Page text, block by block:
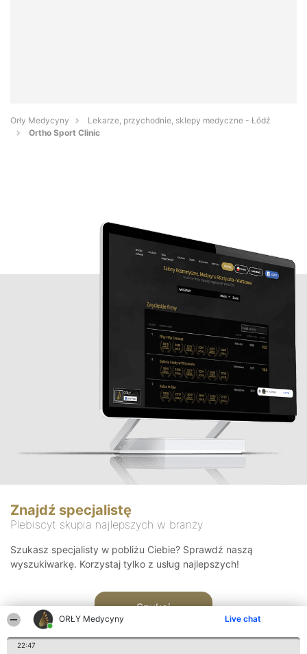
ORŁY Medycyny Live chat
22:47
Orły Medycyny
Lekarze, przychodnie, sklepy medyczne - Łódź
Ortho Sport Clinic
Znajdź specjalistę
Plebiscyt skupia najlepszych w branży
Szukasz specjalisty w pobliżu Ciebie? Sprawdź naszą
wyszukiwarkę. Korzystaj tylko z usług najlepszych!
Szukaj